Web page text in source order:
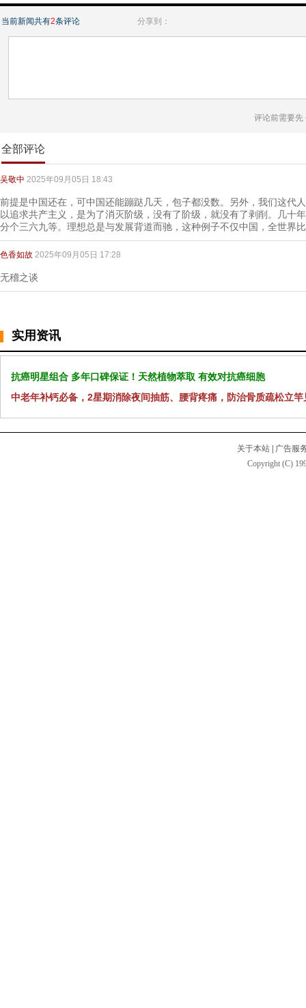
当前新闻共有2条评论 分享到：
评论前需要先
全部评论
吴敬中 2025年09月05日 18:43
前提是中国还在，可中国还能蹦跶几天，包子都没数。另外，我们这代
以追求共产主义，是为了消灭阶级，没有了阶级，就没有了剥削。几十
分个三六九等。理想总是与发展背道而驰，这种例子不仅中国，全世界
色香如故 2025年09月05日 17:28
无稽之谈
实用资讯
抗癌明星组合 多年口碑保证！天然植物萃取 有效对抗癌细胞
中老年补钙必备，2星期消除夜间抽筋、腰背疼痛，防治骨质疏松立竿
关于本站
广告服
Copyright (C)